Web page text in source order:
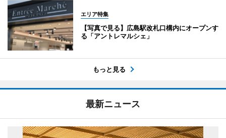
エリア特集
【写真で見る】広島駅改札口構内にオープンす
る「アントレマルシェ」
もっと見る
最新ニュース